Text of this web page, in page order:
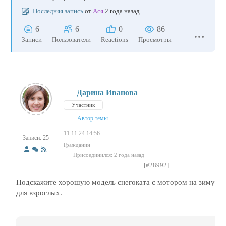
Последняя запись от Ася 2 года назад
6
Записи
6
Пользователи
0
Reactions
86
Просмотры
Записи: 25
Дарина Иванова
Участник
Автор темы
11.11.24 14:56
Гражданин
Присоединился: 2 года назад
[#28992]
Подскажите хорошую модель снегоката с мотором на зиму
для взрослых.